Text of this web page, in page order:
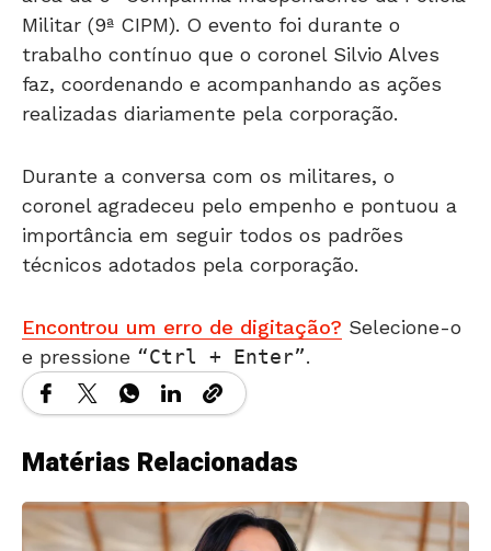
Militar (9ª CIPM). O evento foi durante o
trabalho contínuo que o coronel Silvio Alves
faz, coordenando e acompanhando as ações
realizadas diariamente pela corporação.
Durante a conversa com os militares, o
coronel agradeceu pelo empenho e pontuou a
importância em seguir todos os padrões
técnicos adotados pela corporação.
Encontrou um erro de digitação? Selecione-o
e pressione
Ctrl + Enter .
Matérias Relacionadas